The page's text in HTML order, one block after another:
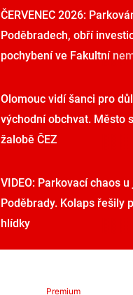
ČERVENEC 2026:
Poděbradech, obří
pochybení ve Fakultní
Olomouc vidí šanci pro
východní obchvat. Město
žalobě ČEZ
VIDEO: Parkovací chaos
Poděbrady. Kolaps řešily
hlídky
Premium